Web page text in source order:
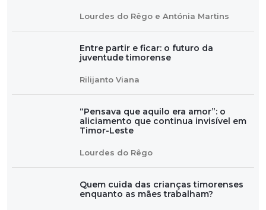
Lourdes do Rêgo e Antónia Martins
Entre partir e ficar: o futuro da
juventude timorense
Rilijanto Viana
“Pensava que aquilo era amor”: o
aliciamento que continua invisível em
Timor-Leste
Lourdes do Rêgo
Quem cuida das crianças timorenses
enquanto as mães trabalham?